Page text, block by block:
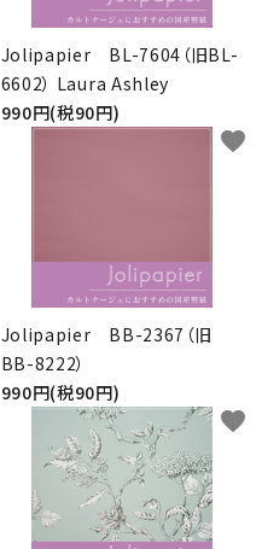
Jolipapier BL-7604（旧BL-
6602） Laura Ashley
990円(税90円)
Jolipapier BB-2367（旧
BB-8222）
990円(税90円)
favorite
favorite